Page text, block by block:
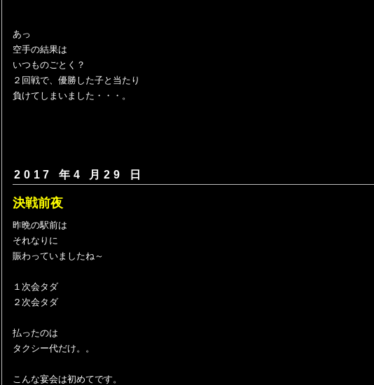
あっ
空手の結果は
いつものごとく？
２回戦で、優勝した子と当たり
負けてしまいました・・・。
2017 年4 月29 日
決戦前夜
昨晩の駅前は
それなりに
賑わっていましたね～
１次会タダ
２次会タダ
払ったのは
タクシー代だけ。。
こんな宴会は初めてです。